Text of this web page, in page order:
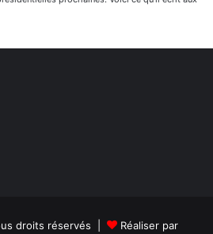
droits réservés | Réaliser par